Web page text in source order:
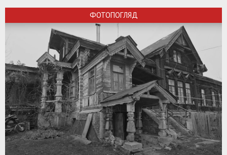
ФОТОПОГЛЯД